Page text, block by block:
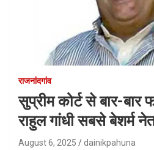
राजनांदगांव
सुप्रीम कोर्ट से बार-
राहुल गांधी सबसे बेशर्म
August 6, 2025 dainikpahuna